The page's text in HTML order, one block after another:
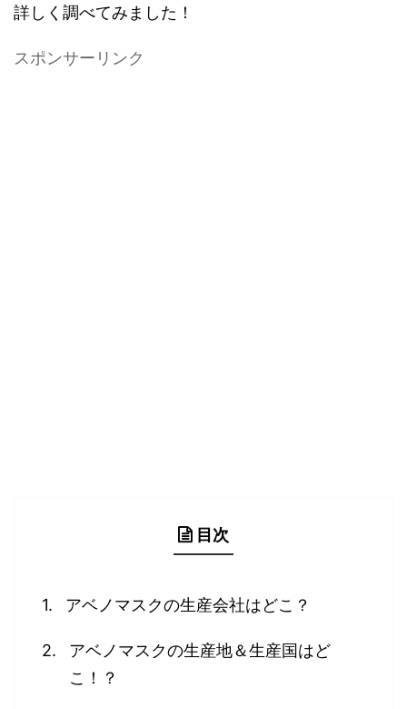
詳しく調べてみました！
スポンサーリンク
目次
アベノマスクの生産会社はどこ？
アベノマスクの生産地＆生産国はど
こ！？